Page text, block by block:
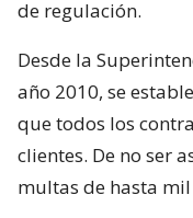
de regulación.
Desde la
año 2010, se
que todos los
clientes. De no ser
multas de hasta